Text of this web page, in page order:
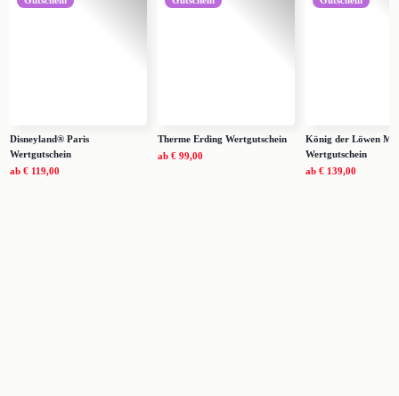
Disneyland® Paris
Wertgutschein
ab € 119,00
Therme Erding Wertgutschein
ab € 99,00
König der Löwen
Wertgutschein
ab € 139,00